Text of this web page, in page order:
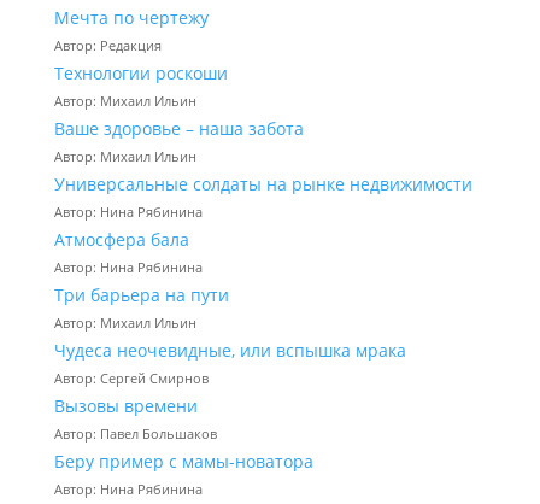
Мечта по чертежу
Автор: Редакция
Технологии роскоши
Автор: Михаил Ильин
Ваше здоровье – наша забота
Автор: Михаил Ильин
Универсальные солдаты на рынке недвижимости
Автор: Нина Рябинина
Атмосфера бала
Автор: Нина Рябинина
Три барьера на пути
Автор: Михаил Ильин
Чудеса неочевидные, или вспышка мрака
Автор: Сергей Смирнов
Вызовы времени
Автор: Павел Большаков
Беру пример с мамы-новатора
Автор: Нина Рябинина